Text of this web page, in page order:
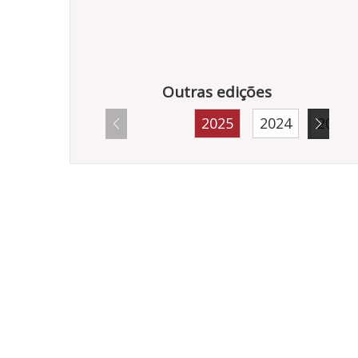
Outras edições
2025 2024 2023